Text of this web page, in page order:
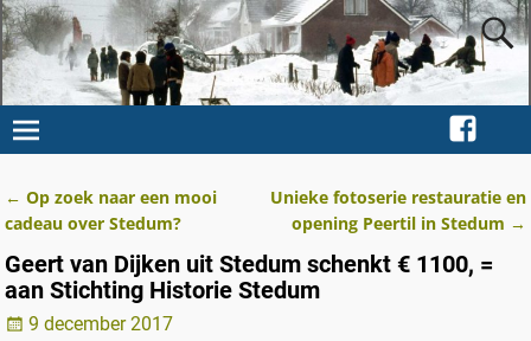
Berichtnavigatie
← Op zoek naar een mooi
cadeau over Stedum?
Unieke fotoserie restauratie en
opening Peertil in Stedum →
Geert van Dijken uit Stedum schenkt € 1100, =
aan Stichting Historie Stedum
9 december 2017